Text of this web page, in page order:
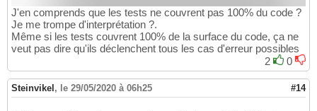
J'en comprends que les tests ne couvrent pas 100% du code ?
Je me trompe d'interprétation ?.
Même si les tests couvrent 100% de la surface du code, ça ne
veut pas dire qu'ils déclenchent tous les cas d'erreur possibles
2
0
Steinvikel , le 29/05/2020 à 06h25 #14